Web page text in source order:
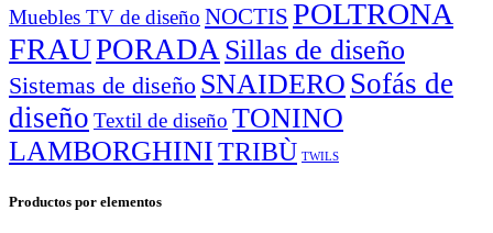
Muebles TV de diseño NOCTIS POLTRONA
FRAUPORADASillas de diseño
Sistemas de diseño SNAIDERO Sofás de
diseño Textil de diseño TONINO
LAMBORGHINITRIBÙ TWILS
Productos por elementos